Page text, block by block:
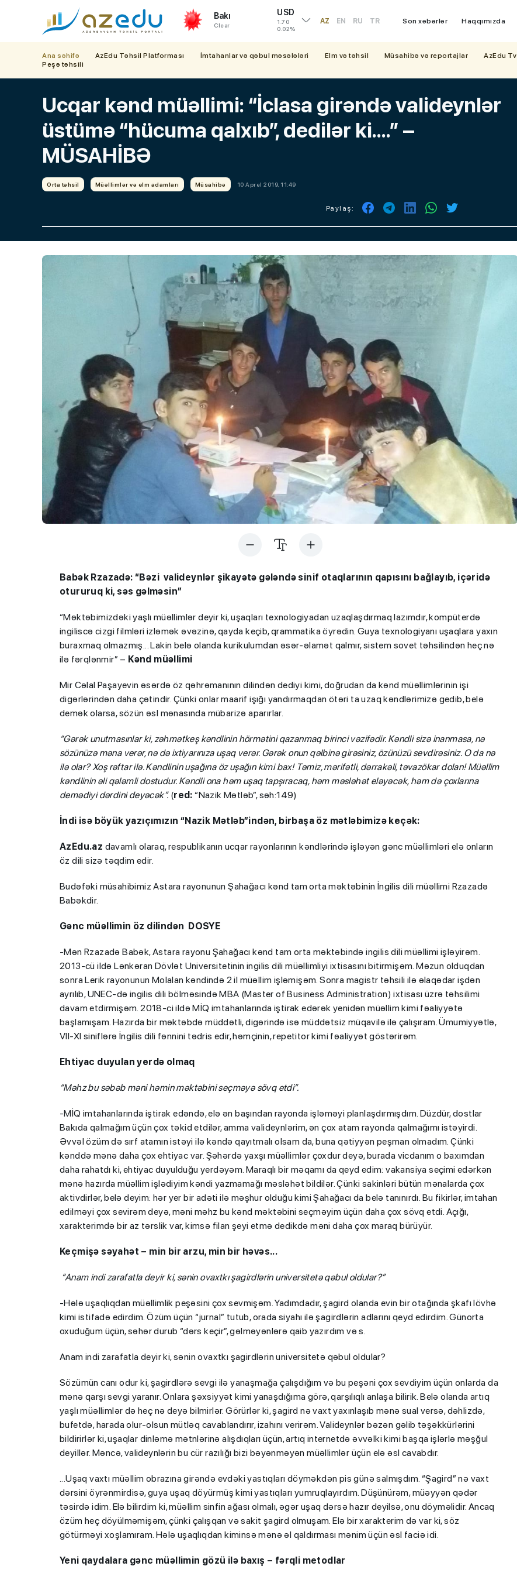
Bakı
Clear
USD
1.70
0.02%
AZ EN RU TR Son xəbərlər Haqqımızda
Ana səhifə AzEdu Təhsil Platforması İmtahanlar və qəbul məsələləri Elm və təhsil Müsahibə və reportajlar AzEdu Tv
Peşə təhsili
Ucqar kənd müəllimi: “İclasa girəndə valideynlər
üstümə “hücuma qalxıb”, dedilər ki....” –
MÜSAHİBƏ
Orta təhsil Müəllimlər və elm adamları Müsahibə 10 Aprel 2019, 11:49
Paylaş:
Babək Rzazadə: “Bəzi valideynlər şikayətə gələndə sinif otaqlarının qapısını bağlayıb, içəridə
otururuq ki, səs gəlməsin”
“Məktəbimizdəki yaşlı müəllimlər deyir ki, uşaqları texnologiyadan uzaqlaşdırmaq lazımdır, kompüterdə
ingiliscə cizgi filmləri izləmək əvəzinə, qayda keçib, qrammatika öyrədin. Guya texnologiyanı uşaqlara yaxın
buraxmaq olmazmış... Lakin belə olanda kurikulumdan əsər-əlamət qalmır, sistem sovet təhsilindən heç nə
ilə fərqlənmir” – Kənd müəllimi
Mir Cəlal Paşayevin əsərdə öz qəhrəmanının dilindən dediyi kimi, doğrudan da kənd müəllimlərinin işi
digərlərindən daha çətindir. Çünki onlar maarif işığı yandırmaqdan ötəri ta uzaq kəndlərimizə gedib, belə
demək olarsa, sözün əsl mənasında mübarizə aparırlar.
“Gərək unutmasınlar ki, zəhmətkeş kəndlinin hörmətini qazanmaq birinci vəzifədir. Kəndli sizə inanmasa, nə
sözünüzə məna verər, nə də ixtiyarınıza uşaq verər. Gərək onun qəlbinə girəsiniz, özünüzü sevdirəsiniz. O da nə
ilə olar? Xoş rəftar ilə. Kəndlinin uşağına öz uşağın kimi bax! Təmiz, mərifətli, dərrakəli, təvazökar dolan! Müəllim
kəndlinin əli qələmli dostudur. Kəndli ona həm uşaq tapşıracaq, həm məsləhət eləyəcək, həm də çoxlarına
demədiyi dərdini deyəcək”. (red: “Nazik Mətləb”, səh:149)
İndi isə böyük yazıçımızın “Nazik Mətləb”indən, birbaşa öz mətləbimizə keçək:
AzEdu.az davamlı olaraq, respublikanın ucqar rayonlarının kəndlərində işləyən gənc müəllimləri elə onların
öz dili sizə təqdim edir.
Budəfəki müsahibimiz Astara rayonunun Şahağacı kənd tam orta məktəbinin İngilis dili müəllimi Rzazadə
Babəkdir.
Gənc müəllimin öz dilindən DOSYE
-Mən Rzazadə Babək, Astara rayonu Şahağacı kənd tam orta məktəbində ingilis dili müəllimi işləyirəm.
2013-cü ildə Lənkəran Dövlət Universitetinin ingilis dili müəllimliyi ixtisasını bitirmişəm. Məzun olduqdan
sonra Lerik rayonunun Molalan kəndində 2 il müəllim işləmişəm. Sonra magistr təhsili ilə əlaqədar işdən
ayrılıb, UNEC-də ingilis dili bölməsində MBA (Master of Business Administration) ixtisası üzrə təhsilimi
davam etdirmişəm. 2018-ci ildə MİQ imtahanlarında iştirak edərək yenidən müəllim kimi fəaliyyətə
başlamışam. Hazırda bir məktəbdə müddətli, digərində isə müddətsiz müqavilə ilə çalışıram. Ümumiyyətlə,
VII-XI siniflərə İngilis dili fənnini tədris edir, həmçinin, repetitor kimi fəaliyyət göstərirəm.
Ehtiyac duyulan yerdə olmaq
“Məhz bu səbəb məni həmin məktəbini seçməyə sövq etdi”.
-MİQ imtahanlarında iştirak edəndə, elə ən başından rayonda işləməyi planlaşdırmışdım. Düzdür, dostlar
Bakıda qalmağım üçün çox təkid etdilər, amma valideynlərim, ən çox atam rayonda qalmağımı istəyirdi.
Əvvəl özüm də sırf atamın istəyi ilə kəndə qayıtmalı olsam da, buna qətiyyən peşman olmadım. Çünki
kənddə mənə daha çox ehtiyac var. Şəhərdə yaxşı müəllimlər çoxdur deyə, burada vicdanım o baxımdan
daha rahatdı ki, ehtiyac duyulduğu yerdəyəm. Maraqlı bir məqamı da qeyd edim: vakansiya seçimi edərkən
mənə hazırda müəllim işlədiyim kəndi yazmamağı məsləhət bildilər. Çünki sakinləri bütün mənalarda çox
aktivdirlər, belə deyim: hər yer bir adəti ilə məşhur olduğu kimi Şahağacı da belə tanınırdı. Bu fikirlər, imtahan
edilməyi çox sevirəm deyə, məni məhz bu kənd məktəbini seçməyim üçün daha çox sövq etdi. Açığı,
xarakterimdə bir az tərslik var, kimsə filan şeyi etmə dedikdə məni daha çox maraq bürüyür.
Keçmişə səyahət – min bir arzu, min bir həvəs...
“Anam indi zarafatla deyir ki, sənin ovaxtkı şagirdlərin universitetə qəbul oldular?”
-Hələ uşaqlıqdan müəllimlik peşəsini çox sevmişəm. Yadımdadır, şagird olanda evin bir otağında şkafı lövhə
kimi istifadə edirdim. Özüm üçün “jurnal” tutub, orada siyahı ilə şagirdlərin adlarını qeyd edirdim. Günorta
oxuduğum üçün, səhər durub “dərs keçir”, gəlməyənlərə qaib yazırdım və s.
Anam indi zarafatla deyir ki, sənin ovaxtkı şagirdlərin universitetə qəbul oldular?
Sözümün canı odur ki, şagirdlərə sevgi ilə yanaşmağa çalışdığım və bu peşəni çox sevdiyim üçün onlarda da
mənə qarşı sevgi yaranır. Onlara şəxsiyyət kimi yanaşdığıma görə, qarşılıqlı anlaşa bilirik. Belə olanda artıq
yaşlı müəllimlər də heç nə deyə bilmirlər. Görürlər ki, şagird nə vaxt yaxınlaşıb mənə sual versə, dəhlizdə,
bufetdə, harada olur-olsun mütləq cavablandırır, izahını verirəm. Valideynlər bəzən gəlib təşəkkürlərini
bildirirlər ki, uşaqlar dinləmə mətnlərinə alışdıqları üçün, artıq internetdə əvvəlki kimi başqa işlərlə məşğul
deyillər. Məncə, valideynlərin bu cür razılığı bizi bəyənməyən müəllimlər üçün elə əsl cavabdır.
...Uşaq vaxtı müəllim obrazına girəndə evdəki yastıqları döyməkdən pis günə salmışdım. “Şagird” nə vaxt
dərsini öyrənmirdisə, guya uşaq döyürmüş kimi yastıqları yumruqlayırdım. Düşünürəm, müəyyən qədər
təsirdə idim. Elə bilirdim ki, müəllim sinfin ağası olmalı, əgər uşaq dərsə hazır deyilsə, onu döyməlidir. Ancaq
özüm heç döyülməmişəm, çünki çalışqan və sakit şagird olmuşam. Elə bir xarakterim də var ki, söz
götürməyi xoşlamıram. Hələ uşaqlıqdan kiminsə mənə əl qaldırması mənim üçün əsl faciə idi.
Yeni qaydalara gənc müəllimin gözü ilə baxış – fərqli metodlar